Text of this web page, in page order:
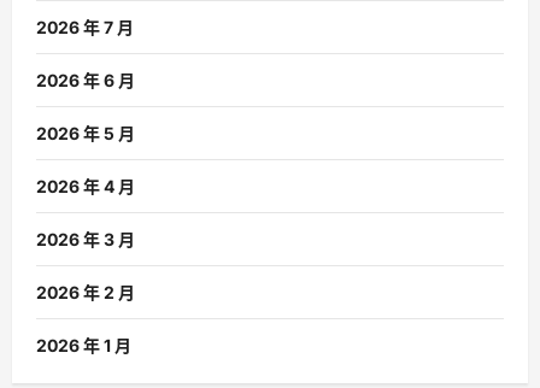
2026 年 7 月
2026 年 6 月
2026 年 5 月
2026 年 4 月
2026 年 3 月
2026 年 2 月
2026 年 1 月